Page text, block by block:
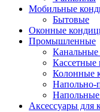
Мобильные
Бытовые
Оконные
Промышленные
Колонные
Напольно-
Аксессуары для